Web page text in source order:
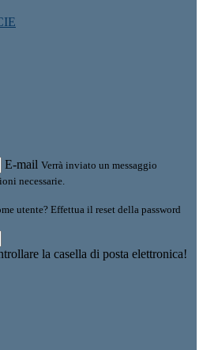
E-mail Verrà inviato un messaggio
necessarie.
utente? Effettua il reset della password
la casella di posta elettronica!